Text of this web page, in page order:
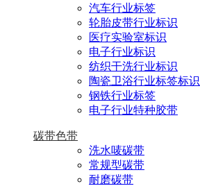
汽车行业标签
轮胎皮带行业标识
医疗实验室标识
电子行业标识
纺织干洗行业标识
陶瓷卫浴行业标签标识
钢铁行业标签
电子行业特种胶带
碳带色带
洗水唛碳带
常规型碳带
耐磨碳带